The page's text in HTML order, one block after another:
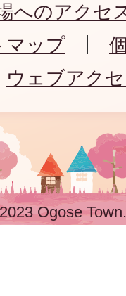
へのアクセ
マップ
ウェブアク
Ogose